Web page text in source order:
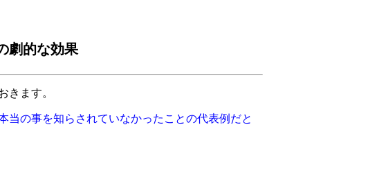
劇的な効果
きます。
当の事を知らされていなかったことの代表例だと